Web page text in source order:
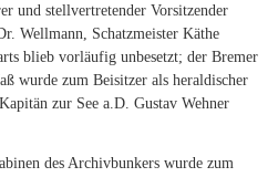
und stellvertretender Vorsitzender
Wellmann, Schatzmeister Käthe
blieb vorläufig unbesetzt; der Bremer
wurde zum Beisitzer als heraldischer
zur See a.D. Gustav Wehner
des Archivbunkers wurde zum